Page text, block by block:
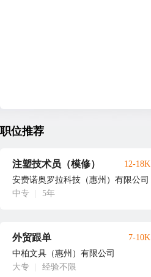
职位推荐
注塑技术员（模修）
安费诺奥罗拉科技（惠州）有限公司
中专
5年
12-18K
外贸跟单
中柏文具（惠州）有限公司
大专
经验不限
7-10K